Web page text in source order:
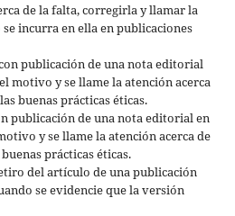
de la falta, corregirla y llamar la
incurra en ella en publicaciones
publicación de una nota editorial
motivo y se llame la atención acerca
buenas prácticas éticas.
publicación de una nota editorial en
y se llame la atención acerca de
prácticas éticas.
del artículo de una publicación
se evidencie que la versión